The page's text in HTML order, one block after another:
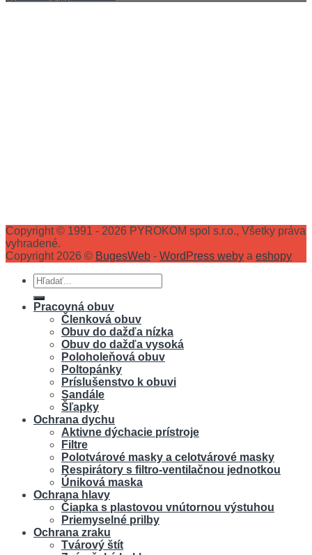
Copyright © 1991 - 2026 PYROKOM spol s.r.o., Všetky práva
vyhradené.
Copyright 2026 © BugesWeb - WordPress weby a eshopy
Hľadať:
Pracovná obuv
Členková obuv
Obuv do dažďa nízka
Obuv do dažďa vysoká
Poloholeňová obuv
Poltopánky
Príslušenstvo k obuvi
Sandále
Šľapky
Ochrana dychu
Aktivne dýchacie prístroje
Filtre
Polotvárové masky a celotvárové masky
Respirátory s filtro-ventilačnou jednotkou
Úniková maska
Ochrana hlavy
Čiapka s plastovou vnútornou výstuhou
Priemyselné prilby
Ochrana zraku
Tvárový štít